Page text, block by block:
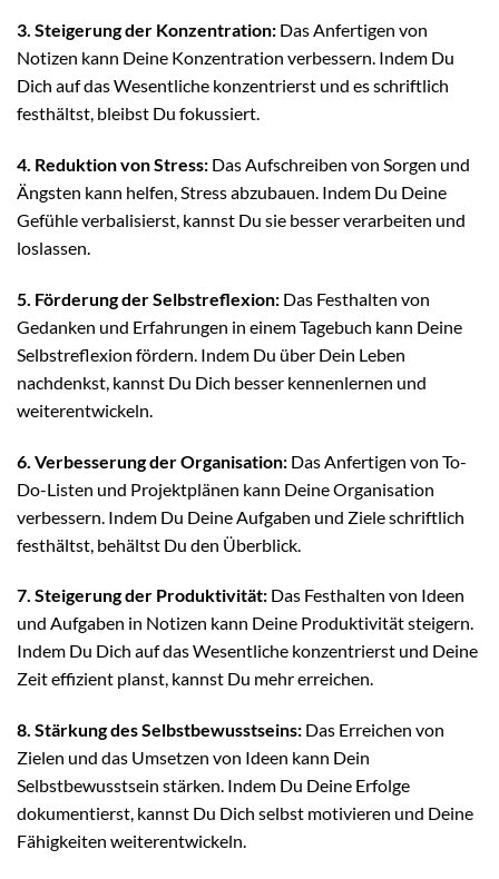
3. Steigerung der Konzentration: Das Anfertigen von
Notizen kann Deine Konzentration verbessern. Indem Du
Dich auf das Wesentliche konzentrierst und es schriftlich
festhältst, bleibst Du fokussiert.
4. Reduktion von Stress: Das Aufschreiben von Sorgen und
Ängsten kann helfen, Stress abzubauen. Indem Du Deine
Gefühle verbalisierst, kannst Du sie besser verarbeiten und
loslassen.
5. Förderung der Selbstreflexion: Das Festhalten von
Gedanken und Erfahrungen in einem Tagebuch kann Deine
Selbstreflexion fördern. Indem Du über Dein Leben
nachdenkst, kannst Du Dich besser kennenlernen und
weiterentwickeln.
6. Verbesserung der Organisation: Das Anfertigen von To-
Do-Listen und Projektplänen kann Deine Organisation
verbessern. Indem Du Deine Aufgaben und Ziele schriftlich
festhältst, behältst Du den Überblick.
7. Steigerung der Produktivität: Das Festhalten von Ideen
und Aufgaben in Notizen kann Deine Produktivität steigern.
Indem Du Dich auf das Wesentliche konzentrierst und Deine
Zeit effizient planst, kannst Du mehr erreichen.
8. Stärkung des Selbstbewusstseins: Das Erreichen von
Zielen und das Umsetzen von Ideen kann Dein
Selbstbewusstsein stärken. Indem Du Deine Erfolge
dokumentierst, kannst Du Dich selbst motivieren und Deine
Fähigkeiten weiterentwickeln.